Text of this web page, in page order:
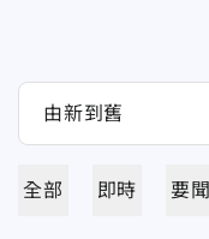
全部 即時 要聞